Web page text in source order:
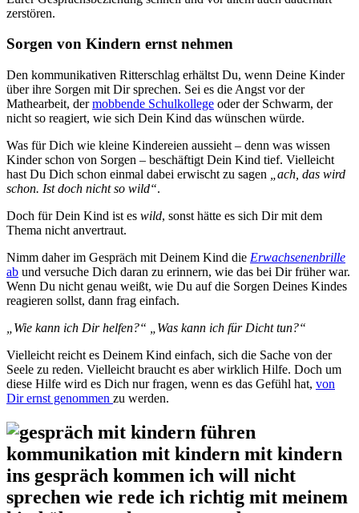
zerstören.
Sorgen von Kindern ernst nehmen
Den kommunikativen Ritterschlag erhältst Du, wenn Deine Kinder
über ihre Sorgen mit Dir sprechen. Sei es die Angst vor der
Mathearbeit, dermobbende Schulkollege oder der Schwarm, der
nicht so reagiert, wie sich Dein Kind das wünschen würde.
Was für Dich wie kleine Kindereien aussieht – denn was wissen
Kinder schon von Sorgen – beschäftigt Dein Kind tief. Vielleicht
hast Du Dich schon einmal dabei erwischt zu sagen
„ach, das wird
schon. Ist doch nicht so wild“.
Doch für Dein Kind ist es wild, sonst hätte es sich Dir mit dem
Thema nicht anvertraut.
Nimm daher im Gespräch mit Deinem Kind die Erwachsenenbrille
ab und versuche Dich daran zu erinnern, wie das bei Dir früher war.
Wenn Du nicht genau weißt, wie Du auf die Sorgen Deines Kindes
reagieren sollst, dann frag einfach.
„Wie kann ich Dir helfen?“ „Was kann ich für Dicht tun?“
Vielleicht reicht es Deinem Kind einfach, sich die Sache von der
Seele zu reden. Vielleicht braucht es aber wirklich Hilfe. Doch um
diese Hilfe wird es Dich nur fragen, wenn es das Gefühl hat, von
Dir ernst genommen zu werden.